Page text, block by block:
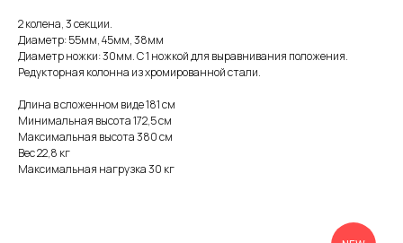
2 колена, 3 секции.
Диаметр: 55мм, 45мм, 38мм
Диаметр ножки: 30мм. С 1 ножкой для выравнивания положения.
Редукторная колонна из хромированной стали.
Длина в сложенном виде 181 см
Минимальная высота 172,5 см
Максимальная высота 380 см
Вес 22,8 кг
Максимальная нагрузка 30 кг